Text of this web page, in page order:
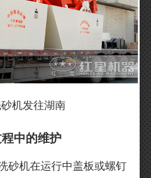
机发往湖南
中的维护
砂机在运行中盖板或螺钉